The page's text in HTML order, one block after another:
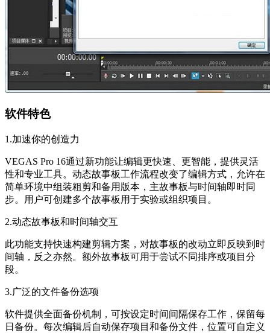
软件特色
1.加速你的创造力
VEGAS Pro 16通过新功能让编辑更快速、更智能，提供灵活
性和专业工具。动态故事板工作流程改变了编辑方式，允许在
简单环境中组装粗剪和备用版本，主故事板与时间轴即时同
步。用户可创建多个故事板用于实验或组织项目。
2.动态故事板和时间轴交互
此功能支持快速构建剪辑方案，对故事板的改动立即反映到时
间轴，反之亦然。额外故事板可用于尝试不同排序或项目分
段。
3.广泛的文件备份选项
软件提供全面备份机制，可按设定时间间隔保存工作，保留每
日备份。每次编辑后自动保存项目和备份文件，位置可自定义